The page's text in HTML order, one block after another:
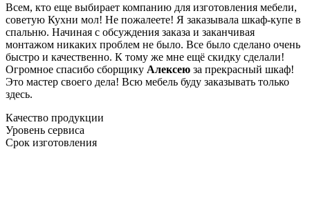
Всем, кто еще выбирает компанию для изготовления мебели,
советую Кухни мол! Не пожалеете! Я заказывала шкаф-купе в
спальню. Начиная с обсуждения заказа и заканчивая
монтажом никаких проблем не было. Все было сделано очень
быстро и качественно. К тому же мне ещё скидку сделали!
Огромное спасибо сборщику Алексею за прекрасный шкаф!
Это мастер своего дела! Всю мебель буду заказывать только
здесь.
Качество продукции
Уровень сервиса
Срок изготовления